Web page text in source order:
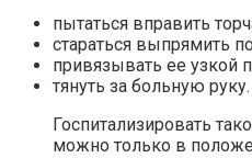
пытаться вправить
стараться выпрямить
привязывать ее узкой
тянуть за больную руку.
Госпитализировать
можно только в